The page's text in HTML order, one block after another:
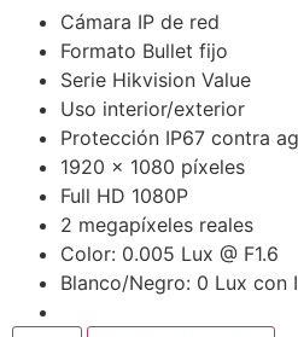
Cámara IP de red
Formato Bullet fijo
Serie Hikvision Value
Uso interior/exterior
Protección IP67 contra
1920 × 1080 píxeles
Full HD 1080P
2 megapíxeles reales
Color: 0.005 Lux @ F1.6
Blanco/Negro: 0 Lux con